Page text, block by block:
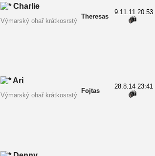
Charlie
Výmarský ohař krátkosrstý
Theresas
9.11.11 20:53
Ari
Výmarský ohař krátkosrstý
Fojtas
28.8.14 23:41